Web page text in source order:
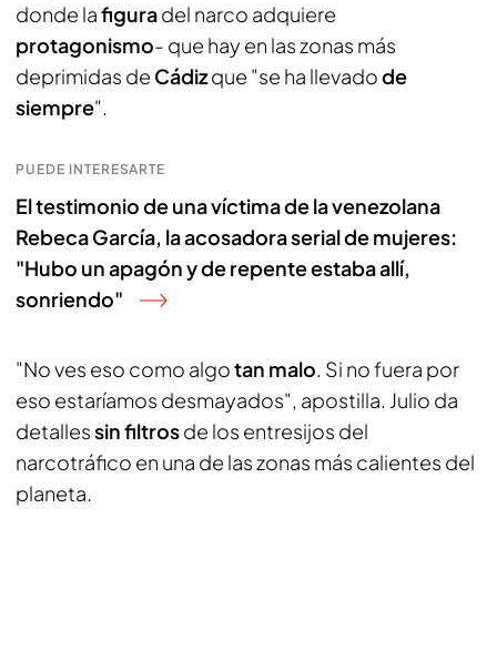
donde lafiguradel narco adquiere
protagonismo- que hay en las zonas más
deprimidas de Cádizque "se ha llevadode
siempre".
PUEDE INTERESARTE
El testimonio de una víctima de la venezolana
Rebeca García, la acosadora serial de mujeres:
"Hubo un apagón y de repente estaba allí,
sonriendo"
"No ves eso como algotan malo. Si no fuera por
eso estaríamos desmayados", apostilla. Julio da
detallessin filtrosde los entresijos del
narcotráfico en una de las zonas más calientes del
planeta.